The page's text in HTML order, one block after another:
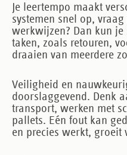
Je leertempo maakt
systemen snel op,
werkwijzen? Dan kun
taken, zoals retouren,
draaien van meerdere
Veiligheid en
doorslaggevend. Denk
transport, werken met
pallets. Eén fout kan
en precies werkt, groeit